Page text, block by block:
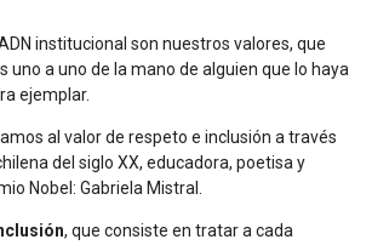
institucional son nuestros valores, que
uno a uno de la mano de alguien que lo haya
ejemplar.
al valor de respeto e inclusión a través
del siglo XX, educadora, poetisa y
Nobel: Gabriela Mistral.
, que consiste en tratar a cada